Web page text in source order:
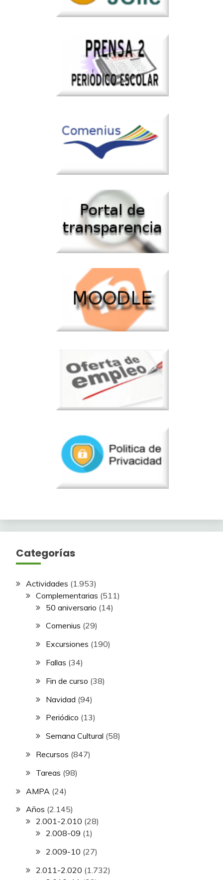
Categorías
Actividades (1.953)
Complementarias (511)
50 aniversario (14)
Comenius (29)
Excursiones (190)
Fallas (34)
Fin de curso (38)
Navidad (94)
Periódico (13)
Semana Cultural (58)
Recursos (847)
Tareas (98)
AMPA (24)
Años (2.145)
2.001-2.010 (28)
2.008-09 (1)
2.009-10 (27)
2.011-2.020 (1.732)